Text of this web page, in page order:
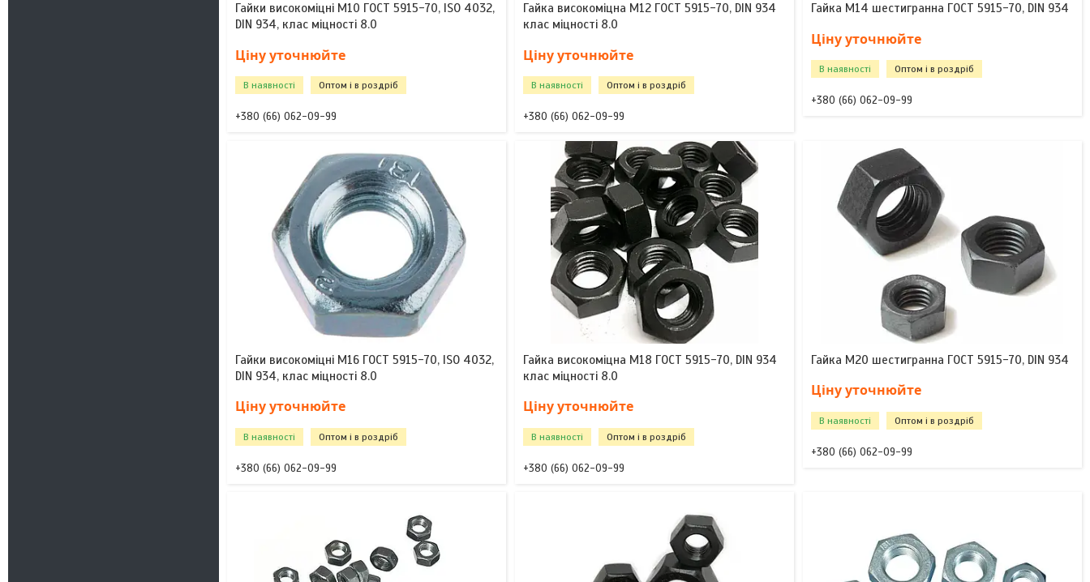
Гайки високоміцні М10 ГОСТ 5915-70, ISO 4032,
DIN 934, клас міцності 8.0
Ціну уточнюйте
В наявності Оптом і в роздріб
+380 (66) 062-09-99
Гайка високоміцна М12 ГОСТ 5915-70, DIN 934
клас міцності 8.0
Ціну уточнюйте
В наявності Оптом і в роздріб
+380 (66) 062-09-99
Гайка М14 шестигранна ГОСТ 5915-70, DIN 934
Ціну уточнюйте
В наявності Оптом і в роздріб
+380 (66) 062-09-99
Гайки високоміцні М16 ГОСТ 5915-70, ISO 4032,
DIN 934, клас міцності 8.0
Ціну уточнюйте
В наявності Оптом і в роздріб
+380 (66) 062-09-99
Гайка високоміцна М18 ГОСТ 5915-70, DIN 934
клас міцності 8.0
Ціну уточнюйте
В наявності Оптом і в роздріб
+380 (66) 062-09-99
Гайка М20 шестигранна ГОСТ 5915-70, DIN 934
Ціну уточнюйте
В наявності Оптом і в роздріб
+380 (66) 062-09-99